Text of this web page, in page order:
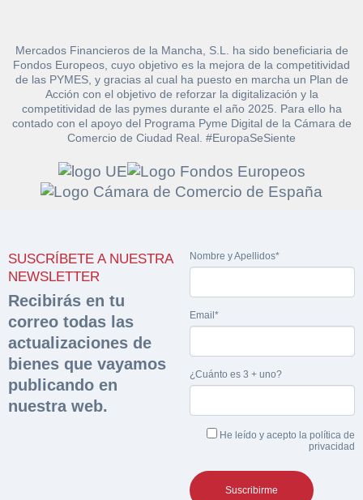
Mercados Financieros de la Mancha, S.L. ha sido beneficiaria de
Fondos Europeos, cuyo objetivo es la mejora de la competitividad
de las PYMES, y gracias al cual ha puesto en marcha un Plan de
Acción con el objetivo de reforzar la digitalización y la
competitividad de las pymes durante el año 2025. Para ello ha
contado con el apoyo del Programa Pyme Digital de la Cámara de
Comercio de Ciudad Real. #EuropaSeSiente
SUSCRÍBETE A NUESTRA
NEWSLETTER
Recibirás en tu
correo todas las
actualizaciones de
bienes que vayamos
publicando en
nuestra web.
Nombre y Apellidos*
Email*
¿Cuánto es 3 + uno?
He leído y acepto la política de
privacidad
documentación
sobre la peritación
Rellene este formulario y recibirá en su email el
enlace para descargar la documentación
Nombre y Apellidos*
Hacer Oferta
Razón social* CIF/DNI Ofertante*
Teléfono* Email*
Nombre y Apellidos*
Sobre Merfinsa
Venta de bienes muebles
Vehículos